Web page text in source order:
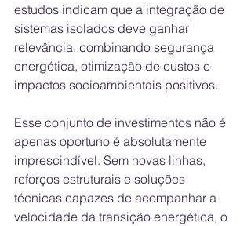
estudos indicam que a integração de
sistemas isolados deve ganhar
relevância, combinando segurança
energética, otimização de custos e
impactos socioambientais positivos.
Esse conjunto de investimentos não é
apenas oportuno é absolutamente
imprescindível. Sem novas linhas,
reforços estruturais e soluções
técnicas capazes de acompanhar a
velocidade da transição energética, o